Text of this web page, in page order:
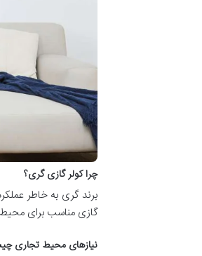
چرا کولر گازی گری؟
برند گری به خاطر
گازی مناسب برای
نیازهای محیط تجاری